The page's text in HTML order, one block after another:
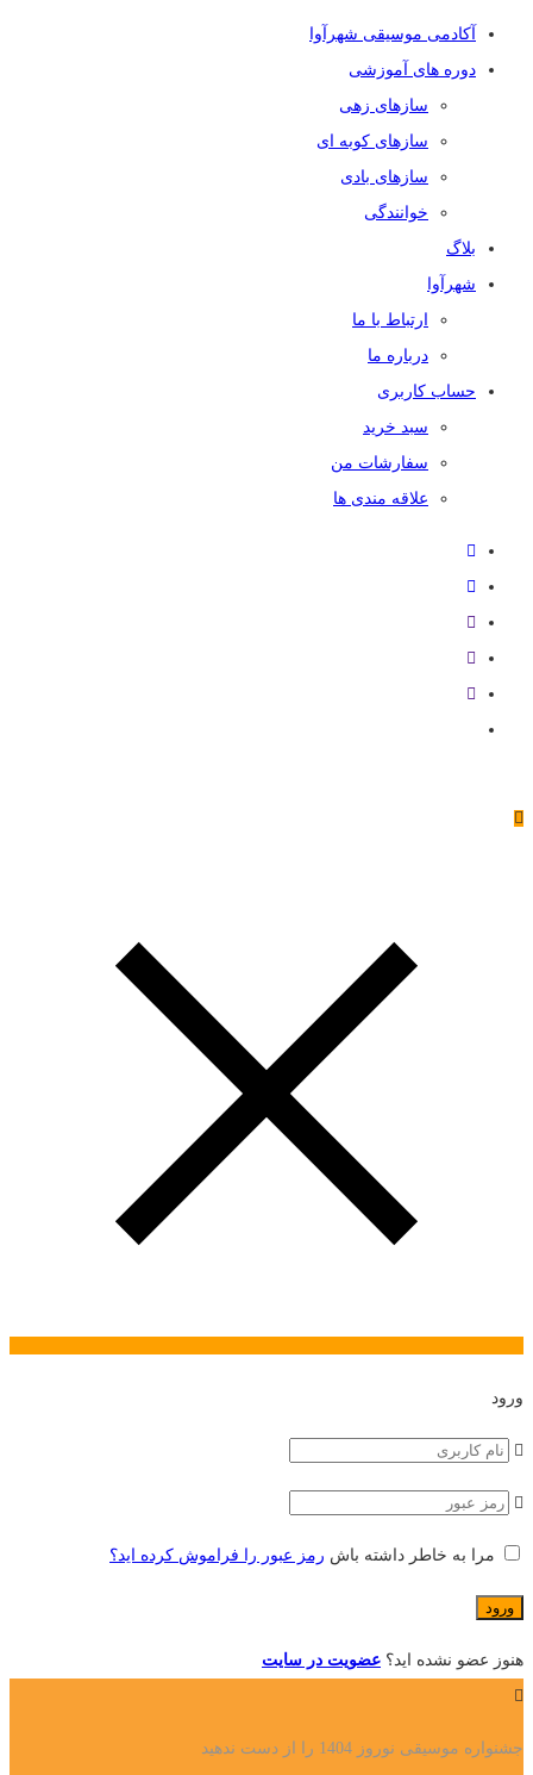
آکادمی موسیقی شهرآوا
دوره های آموزشی
سازهای زهی
سازهای کوبه ای
سازهای بادی
خوانندگی
بلاگ
شهرآوا
ارتباط با ما
درباره ما
حساب کاربری
سبد خرید
سفارشات من
علاقه مندی ها
ورود
مرا به خاطر داشته باش رمز عبور را فراموش کرده اید؟
هنوز عضو نشده اید؟ عضویت در سایت
جشنواره موسیقی نوروز 1404 را از دست ندهید